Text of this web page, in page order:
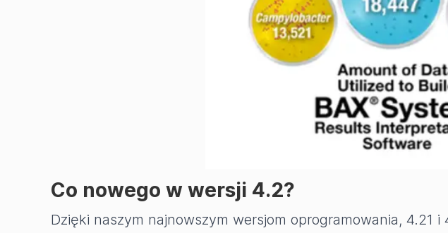
Co nowego w wersji 4.2?
Dzięki naszym najnowszym wersjom oprogramowania,